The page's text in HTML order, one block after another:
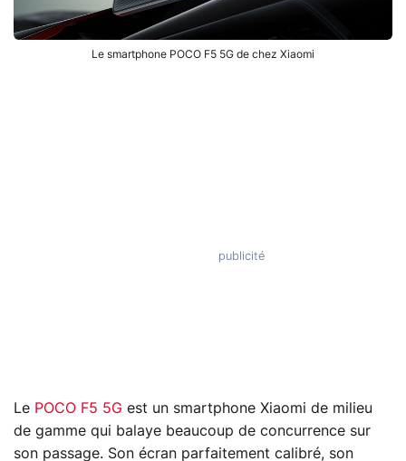
Le smartphone POCO F5 5G de chez Xiaomi
Le POCO F5 5G est un smartphone Xiaomi de milieu
de gamme qui balaye beaucoup de concurrence sur
son passage. Son écran parfaitement calibré, son